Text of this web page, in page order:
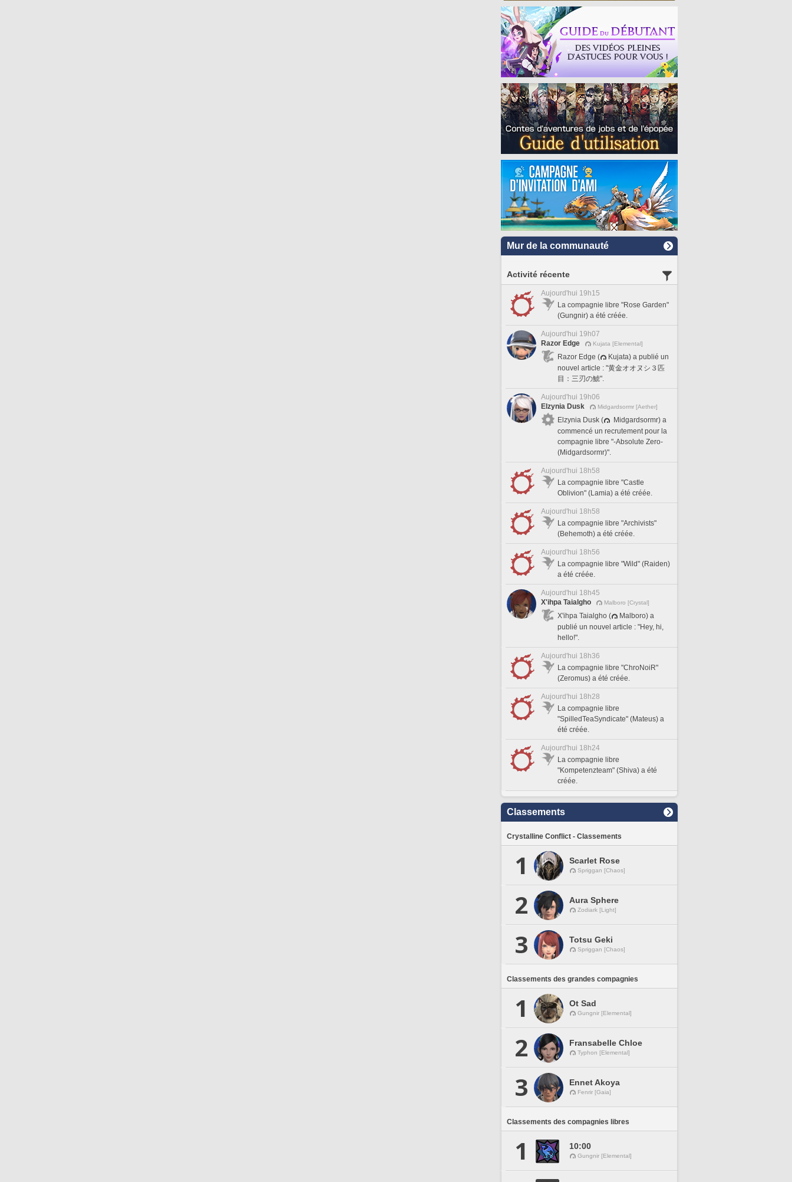
Mur de la communauté
Activité récente
Aujourd'hui 19h15
La compagnie libre "Rose Garden"
(Gungnir) a été créée.
Aujourd'hui 19h07
Razor Edge
Kujata [Elemental]
Razor Edge (
Kujata) a publié un
nouvel article : "黄金オオヌシ３匹
目：三刃の鯱".
Aujourd'hui 19h06
Elzynia Dusk
Midgardsormr [Aether]
Elzynia Dusk (
Midgardsormr) a
commencé un recrutement pour la
compagnie libre "-Absolute Zero-
(Midgardsormr)".
Aujourd'hui 18h58
La compagnie libre "Castle
Oblivion" (Lamia) a été créée.
Aujourd'hui 18h58
La compagnie libre "Archivists"
(Behemoth) a été créée.
Aujourd'hui 18h56
La compagnie libre "Wild" (Raiden)
a été créée.
Aujourd'hui 18h45
X'ihpa Taialgho
Malboro [Crystal]
X'ihpa Taialgho (
Malboro) a
publié un nouvel article : "Hey, hi,
hello!".
Aujourd'hui 18h36
La compagnie libre "ChroNoiR"
(Zeromus) a été créée.
Aujourd'hui 18h28
La compagnie libre
"SpilledTeaSyndicate" (Mateus) a
été créée.
Aujourd'hui 18h24
La compagnie libre
"Kompetenzteam" (Shiva) a été
créée.
Classements
Crystalline Conflict - Classements
1 Scarlet Rose
Spriggan [Chaos]
2 Aura Sphere
Zodiark [Light]
3 Totsu Geki
Spriggan [Chaos]
Classements des grandes compagnies
1 Ot Sad
Gungnir [Elemental]
2 Fransabelle Chloe
Typhon [Elemental]
3 Ennet Akoya
Fenrir [Gaia]
Classements des compagnies libres
1 10:00
Gungnir [Elemental]